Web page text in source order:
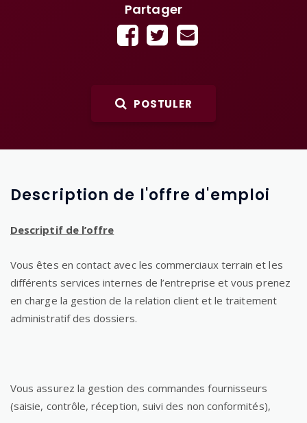
Partager
POSTULER
Description de l'offre d'emploi
Descriptif de l’offre
Vous êtes en contact avec les commerciaux terrain et les
différents services internes de l’entreprise et vous prenez
en charge la gestion de la relation client et le traitement
administratif des dossiers.
Vous assurez la gestion des commandes fournisseurs
(saisie, contrôle, réception, suivi des non conformités),